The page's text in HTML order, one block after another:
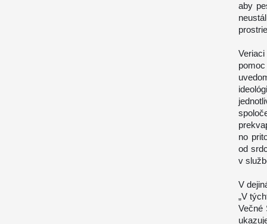
aby
no
od
v
V
„V
Večné